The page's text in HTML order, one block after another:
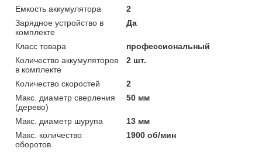
Емкость аккумулятора
2
Зарядное устройство в
комплекте
Да
Класс товара
профессиональный
Количество аккумуляторов
в комплекте
2 шт.
Количество скоростей
2
Макс. диаметр сверления
(дерево)
50 мм
Макс. диаметр шурупа
13 мм
Макс. количество
оборотов
1900 об/мин